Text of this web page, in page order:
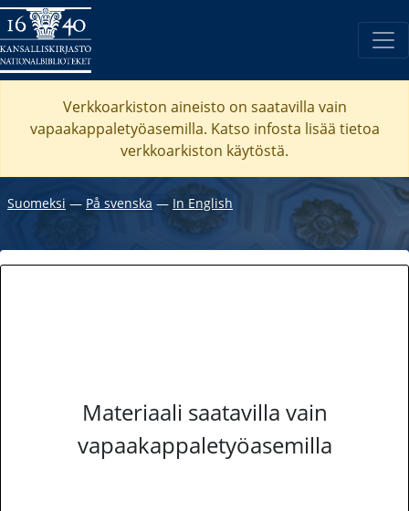
Verkkoarkiston aineisto on saatavilla vain
vapaakappaletyöasemilla. Katso infosta lisää tietoa
verkkoarkiston käytöstä.
Suomeksi ― På svenska ― In English
Materiaali saatavilla vain
vapaakappaletyöasemilla